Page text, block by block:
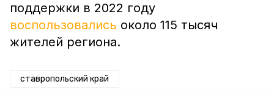
поддержки в 2022 году
воспользовались около 115 тысяч
жителей региона.
ставропольский край